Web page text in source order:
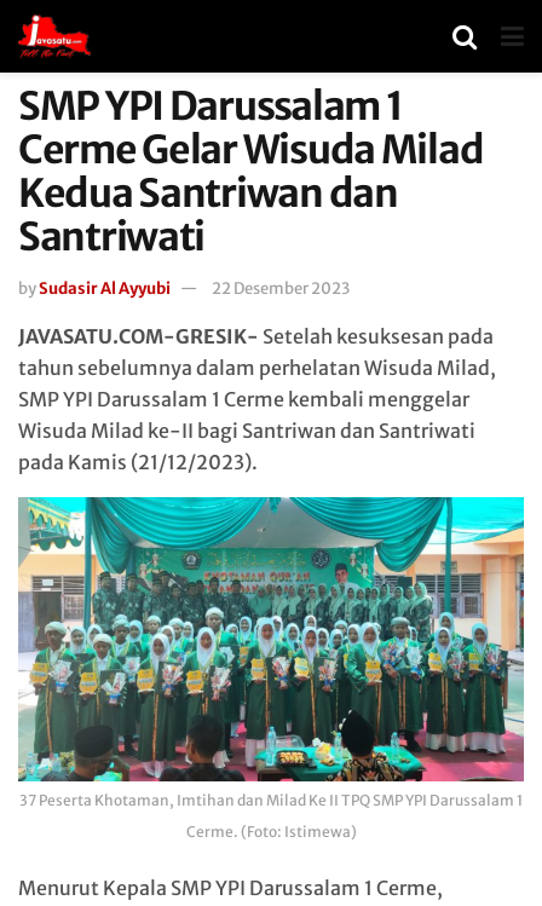
SMP YPI Darussalam 1
Cerme Gelar Wisuda Milad
Kedua Santriwan dan
Santriwati
bySudasir Al Ayyubi 22 Desember 2023
JAVASATU.COM-GRESIK- Setelah kesuksesan pada
tahun sebelumnya dalam perhelatan Wisuda Milad,
SMP YPI Darussalam 1 Cerme kembali menggelar
Wisuda Milad ke-II bagi Santriwan dan Santriwati
pada Kamis (21/12/2023).
37 Peserta Khotaman, Imtihan dan Milad Ke II TPQ SMP YPI Darussalam 1
Cerme. (Foto: Istimewa)
Menurut Kepala SMP YPI Darussalam 1 Cerme,